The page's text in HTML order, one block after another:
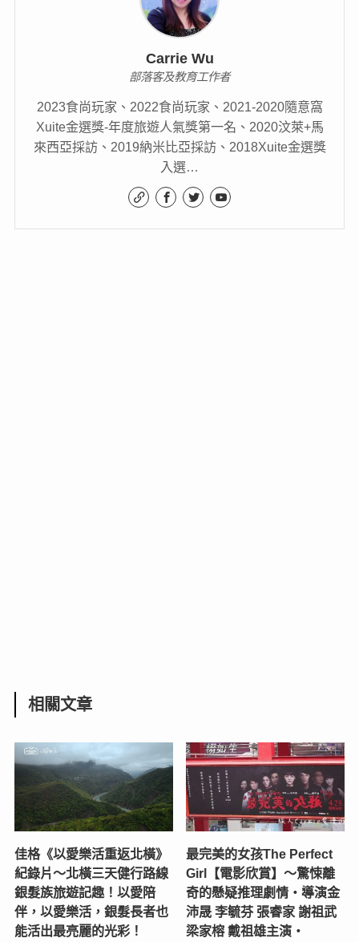
Carrie Wu
部落客及教育工作者
2023食尚玩家、2022食尚玩家、2021-2020隨意窩
Xuite金選獎-年度旅遊人氣獎第一名、2020汶萊+馬
來西亞採訪、2019納米比亞採訪、2018Xuite金選獎
入選…
相關文章
佳格《以愛樂活重返北橫》
紀錄片〜北橫三天健行路線
銀髮族旅遊記趣！以愛陪
伴，以愛樂活，銀髮長者也
能活出最亮麗的光彩！
最完美的女孩The Perfect
Girl【電影欣賞】～驚悚離
奇的懸疑推理劇情‧導演金
沛晟 李毓芬 張睿家 謝祖武
梁家榕 戴祖雄主演‧